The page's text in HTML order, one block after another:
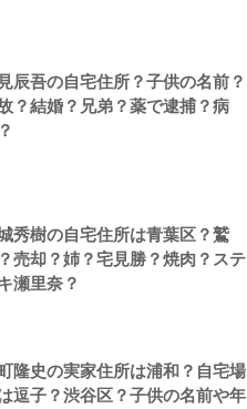
辰吾の自宅住所？子供の名前？
？結婚？兄弟？薬で逮捕？病
秀樹の自宅住所は青葉区？鷲
売却？姉？宅見勝？焼肉？ステ
瀬里奈？
隆史の実家住所は浦和？自宅場
逗子？渋谷区？子供の名前や年